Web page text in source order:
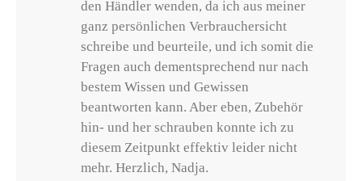
den Händler wenden, da ich aus meiner
ganz persönlichen Verbrauchersicht
schreibe und beurteile, und ich somit die
Fragen auch dementsprechend nur nach
bestem Wissen und Gewissen
beantworten kann. Aber eben, Zubehör
hin- und her schrauben konnte ich zu
diesem Zeitpunkt effektiv leider nicht
mehr. Herzlich, Nadja.